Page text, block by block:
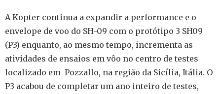
A Kopter continua a expandir a performance e o
envelope de voo do SH-09 com o protótipo 3 SH09
(P3) enquanto, ao mesmo tempo, incrementa as
atividades de ensaios em vôo no centro de testes
localizado em Pozzallo, na região da Sicília, Itália. O
P3 acabou de completar um ano inteiro de testes,